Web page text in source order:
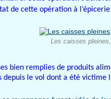
de cette opération à
Les caisses
bien remplies de produits
depuis le vol dont a été victime